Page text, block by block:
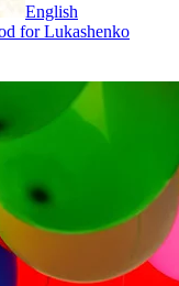
English
for Lukashenko